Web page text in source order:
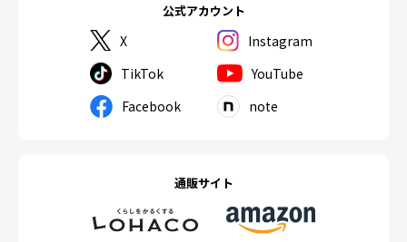
公式アカウント
X
Instagram
TikTok
YouTube
Facebook
note
通販サイト